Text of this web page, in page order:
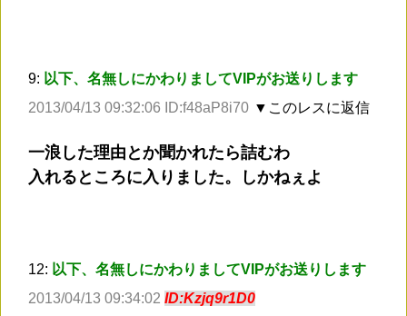
9: 以下、名無しにかわりましてVIPがお送りします
2013/04/13 09:32:06 ID:f48aP8i70 ▼このレスに返信
一浪した理由とか聞かれたら詰むわ
入れるところに入りました。しかねぇよ
12: 以下、名無しにかわりましてVIPがお送りします
2013/04/13 09:34:02 ID:Kzjq9r1D0